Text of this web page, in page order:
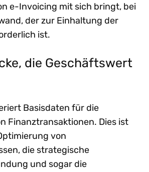
e-Invoicing mit sich bringt, bei
der zur Einhaltung der
ist.
die Geschäftswert
Basisdaten für die
Finanztransaktionen. Dies ist
von
die strategische
und sogar die